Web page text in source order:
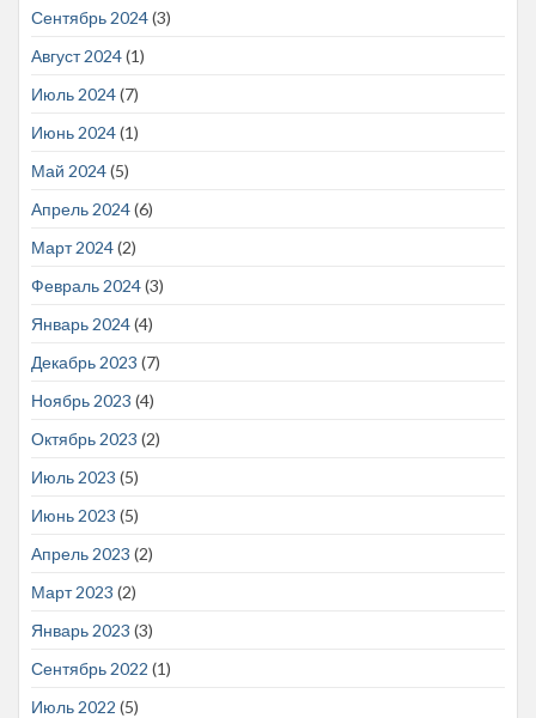
Сентябрь 2024(3)
Август 2024(1)
Июль 2024(7)
Июнь 2024(1)
Май 2024(5)
Апрель 2024(6)
Март 2024(2)
Февраль 2024(3)
Январь 2024(4)
Декабрь 2023 (7)
Ноябрь 2023 (4)
Октябрь 2023 (2)
Июль 2023 (5)
Июнь 2023 (5)
Апрель 2023 (2)
Март 2023 (2)
Январь 2023 (3)
Сентябрь 2022 (1)
Июль 2022 (5)